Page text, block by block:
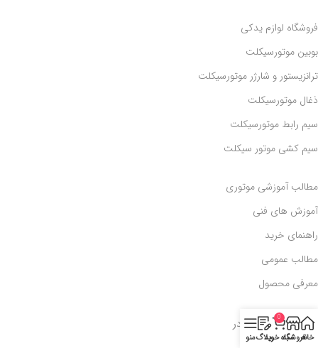
فروشگاه لوازم یدکی
بوبین موتورسیکلت
ترانزیستور و شارژر موتورسیکلت
ذغال موتورسیکلت
سیم رابط موتورسیکلت
سیم کشی موتور سیکلت
مطالب آموزشی موتوری
آموزش های فنی
راهنمای خرید
مطالب عمومی
معرفی محصول
با ما همراه باشید در
خانهفروشگاه
0
سبد خریدوبلاگمنو